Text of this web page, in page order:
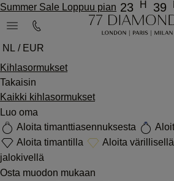
Summer Sale Loppuu pian 23 H 39
NL / EUR
Kihlasormukset
Takaisin
Kaikki kihlasormukset
Luo oma
Aloita timanttiasennuksesta
Aloita timantilla
Aloita
jalokivellä
Osta muodon mukaan